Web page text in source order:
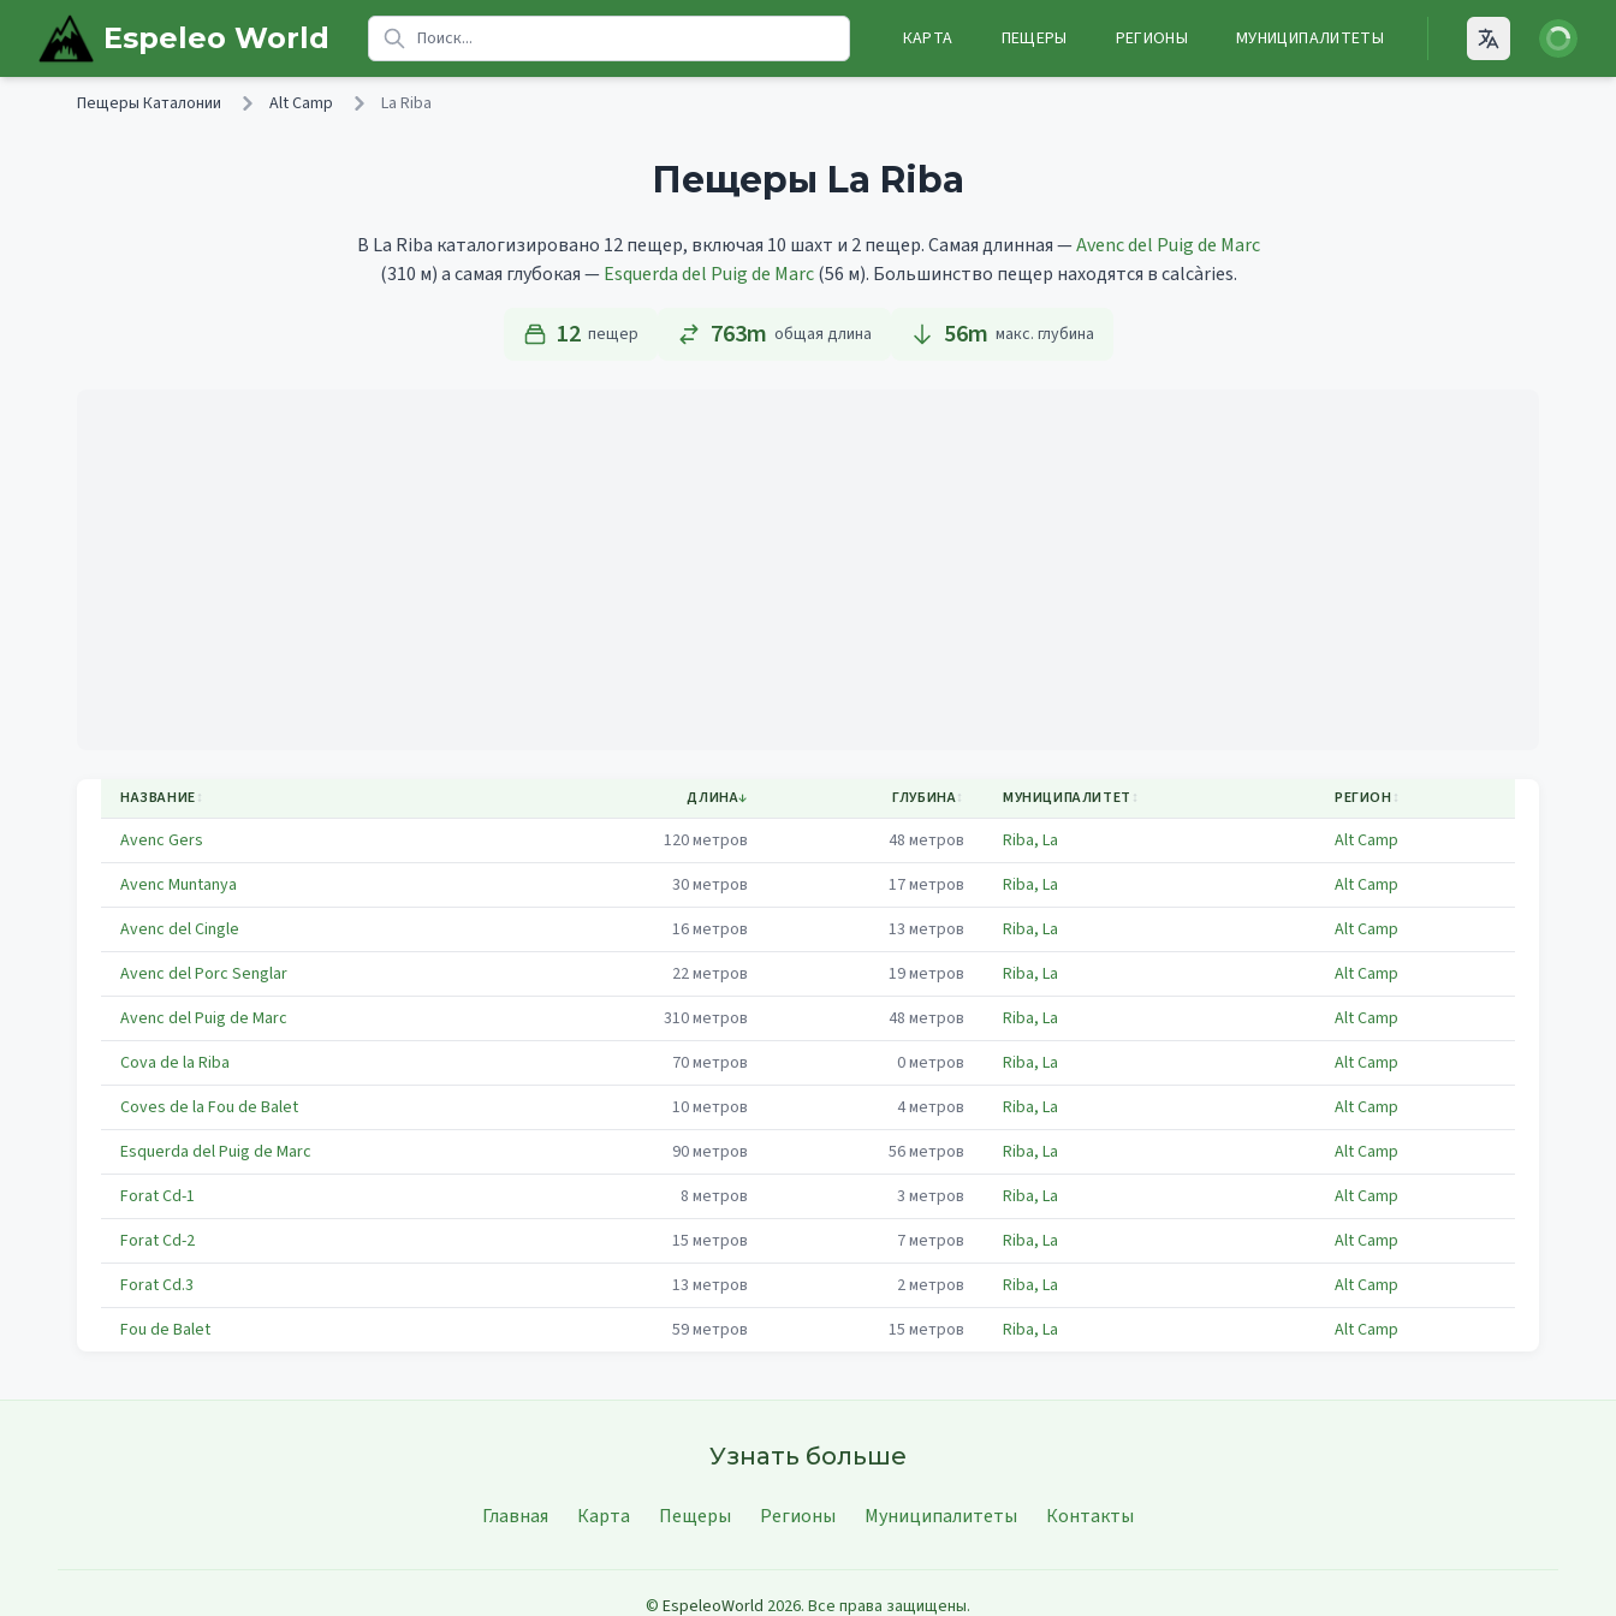
Skip to main content
Espeleo World КАРТА ПЕЩЕРЫ РЕГИОНЫ МУНИЦИПАЛИТЕТЫ Open
Войти
Пещеры Каталонии Alt Camp La Riba
Пещеры La Riba
В La Riba каталогизировано 12 пещер, включая 10 шахт и 2 пещер.Самая длинная —Avenc del Puig de Marc
(310 м)а самая глубокая —Esquerda del Puig de Marc(56 м). Большинство пещер находятся в calcàries.
12 пещер 763m общая длина 56m макс. глубина
НАЗВАНИЕ↕ ДЛИНА↓ ГЛУБИНА↕ МУНИЦИПАЛИТЕТ ↕ РЕГИОН ↕
Avenc Gers 120метров 48 метров Riba, La
Alt Camp
Avenc Muntanya
30метров 17метров Riba, La
Alt Camp
Avenc del Cingle
16метров 13 метров Riba, La
Alt Camp
Avenc del Porc Senglar
22метров 19метров Riba, La
Alt Camp
Avenc del Puig de Marc
310метров 48 метров Riba, La
Alt Camp
Cova de la Riba
70метров 0метров Riba, La
Alt Camp
Coves de la Fou de Balet
10метров 4метров Riba, La
Alt Camp
Esquerda del Puig de Marc
90метров 56метров Riba, La
Alt Camp
Forat Cd-1
8 метров 3 метров Riba, La
Alt Camp
Forat Cd-2
15 метров 7метров Riba, La
Alt Camp
Forat Cd.3
13 метров 2метров Riba, La
Alt Camp
Fou de Balet
59метров 15 метров Riba, La Alt Camp
Узнать больше
Главная Карта Пещеры Регионы Муниципалитеты Контакты
© EspeleoWorld 2026. Все права защищены.